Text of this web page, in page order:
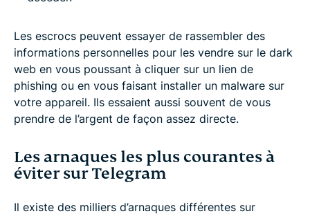
Les escrocs peuvent essayer de rassembler des
informations personnelles pour les vendre sur le dark
web en vous poussant à cliquer sur un lien de
phishing ou en vous faisant installer un malware sur
votre appareil. Ils essaient aussi souvent de vous
prendre de l’argent de façon assez directe.
Les arnaques les plus courantes à
éviter sur Telegram
Il existe des milliers d’arnaques différentes sur